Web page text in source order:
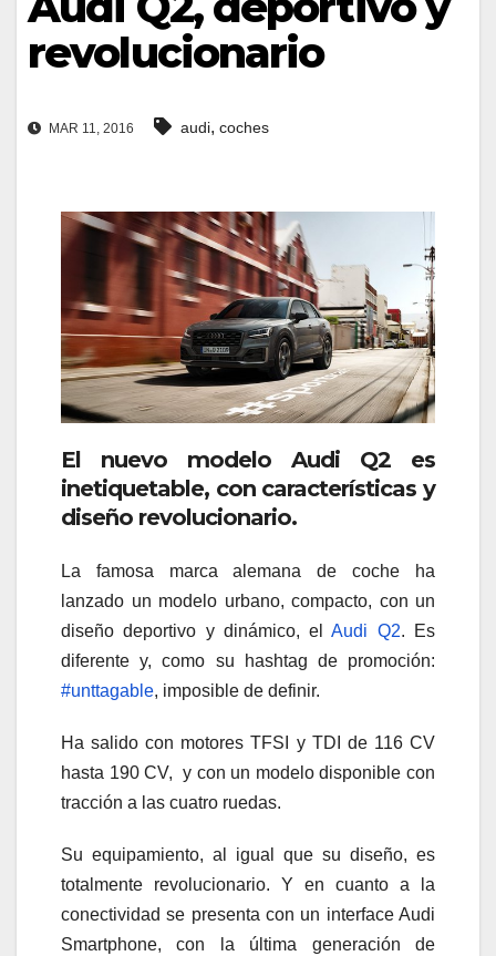
revolucionario
MAR 11, 2016 audi, coches
El nuevo modelo Audi Q2 es
inetiquetable, con características y
diseño revolucionario.
La famosa marca alemana de coche ha
lanzado un modelo urbano, compacto, con un
diseño deportivo y dinámico, elAudi Q2. Es
diferente y, como su hashtag de promoción:
#unttagable, imposible de definir.
Ha salido con motores TFSI y TDI de 116 CV
hasta 190 CV, y con un modelo disponible con
tracción a las cuatro ruedas.
Su equipamiento, al igual que su diseño, es
totalmente revolucionario. Y en cuanto a la
conectividad se presenta con un interface Audi
Smartphone, con la última generación de